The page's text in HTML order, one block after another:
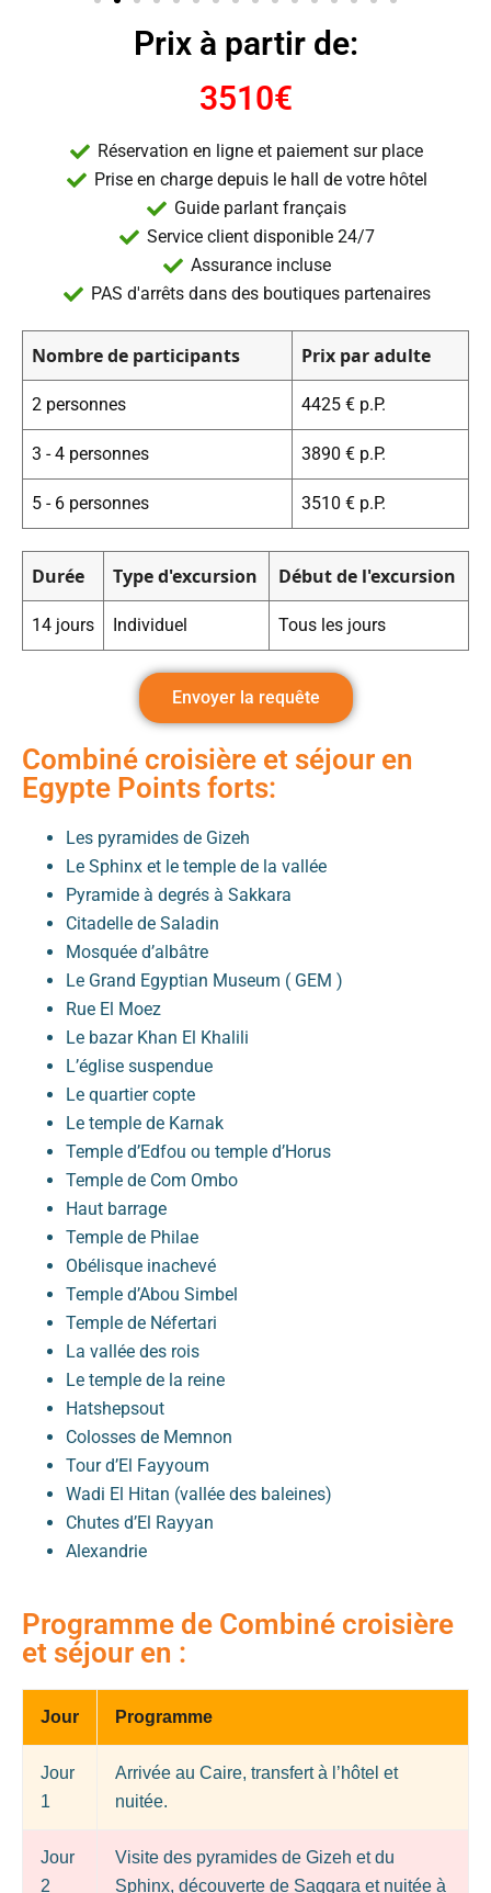
Prix à partir de:
3510€
Réservation en ligne et paiement sur place
Prise en charge depuis le hall de votre hôtel
Guide parlant français
Service client disponible 24/7
Assurance incluse
PAS d'arrêts dans des boutiques partenaires
Nombre de participants Prix par adulte
2 personnes 4425 € p.P.
3 - 4 personnes 3890 € p.P.
5 - 6 personnes 3510 € p.P.
Durée Type d'excursion Début de l'excursion
14 jours Individuel Tous les jours
Envoyer la requête
Combiné croisière et séjour en
Egypte Points forts:
Les pyramides de Gizeh
Le Sphinx et le temple de la vallée
Pyramide à degrés à Sakkara
Citadelle de Saladin
Mosquée d’albâtre
Le Grand Egyptian Museum ( GEM )
Rue El Moez
Le bazar Khan El Khalili
L’église suspendue
Le quartier copte
Le temple de Karnak
Temple d’Edfou ou temple d’Horus
Temple de Com Ombo
Haut barrage
Temple de Philae
Obélisque inachevé
Temple d’Abou Simbel
Temple de Néfertari
La vallée des rois
Le temple de la reine
Hatshepsout
Colosses de Memnon
Tour d’El Fayyoum
Wadi El Hitan (vallée des baleines)
Chutes d’El Rayyan
Alexandrie
Programme de Combiné croisière
et séjour en :
Jour Programme
Jour
1
Arrivée au Caire, transfert à l’hôtel et
nuitée.
Jour
2
Visite des pyramides de Gizeh et du
Sphinx, découverte de Saqqara et nuitée à